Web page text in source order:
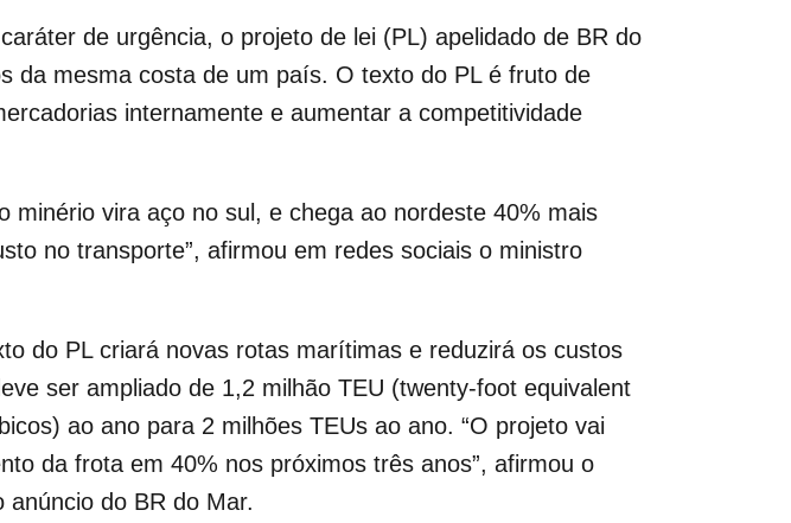
de urgência, o projeto de lei (PL) apelidado de BR do
da mesma costa de um país. O texto do PL é fruto de
internamente e aumentar a competitividade
minério vira aço no sul, e chega ao nordeste 40% mais
no transporte”, afirmou em redes sociais o ministro
do PL criará novas rotas marítimas e reduzirá os custos
ser ampliado de 1,2 milhão TEU (twenty-foot equivalent
ao ano para 2 milhões TEUs ao ano. “O projeto vai
da frota em 40% nos próximos três anos”, afirmou o
do BR do Mar.